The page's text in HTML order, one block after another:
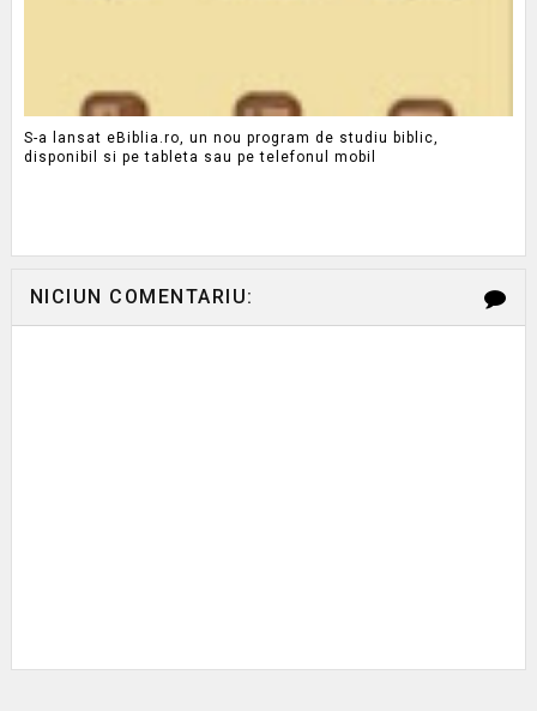
S-a lansat eBiblia.ro, un nou program de studiu biblic,
disponibil si pe tableta sau pe telefonul mobil
NICIUN COMENTARIU: